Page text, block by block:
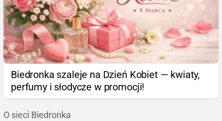
Biedronka szaleje na Dzień Kobiet — kwiaty,
perfumy i słodycze w promocji!
O sieci Biedronka